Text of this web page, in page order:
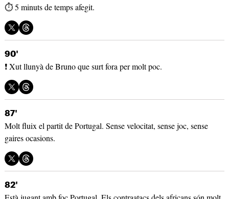
⏱️ 5 minuts de temps afegit.
90'
❗ Xut llunyà de Bruno que surt fora per molt poc.
87'
Molt fluix el partit de Portugal. Sense velocitat, sense joc, sense
gaires ocasions.
82'